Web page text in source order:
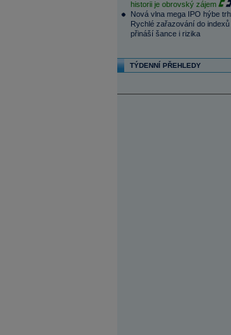
historii je obrovský zájem
Nová vlna mega IPO hýbe
Rychlé zařazování do indexů
přináší šance i rizika
TÝDENNÍ PŘEHLEDY